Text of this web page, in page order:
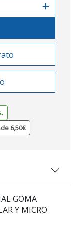
6,50€
GOMA
Y MICRO